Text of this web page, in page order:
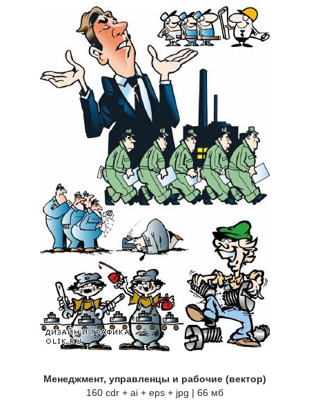
Менеджмент, управленцы и рабочие (вектор)
160 cdr + ai + eps + jpg | 66 мб